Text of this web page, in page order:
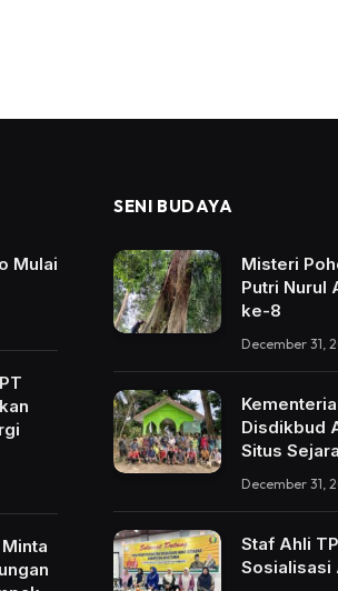
Mulai
SENI BUDAYA
Misteri
Putri Nurul
ke-8
December 31,
Disdikbud
Situs
December 31,
Staf Ahli
Sosialisasi